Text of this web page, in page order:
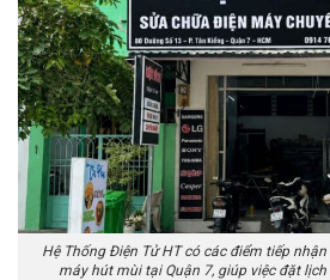
Hệ Thống Điện Tử HT có các điểm tiếp
máy hút mùi tại Quận 7, giúp việc đặt